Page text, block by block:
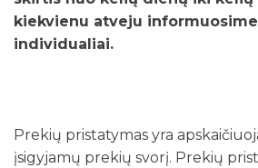
kiekvienu atveju
individualiai.
Prekių pristatymas yra
įsigyjamų prekių svorį. Prekių